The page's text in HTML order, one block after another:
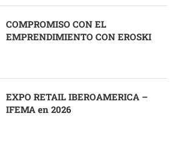
COMPROMISO CON EL
EMPRENDIMIENTO CON EROSKI
EXPO RETAIL IBEROAMERICA –
IFEMA en 2026